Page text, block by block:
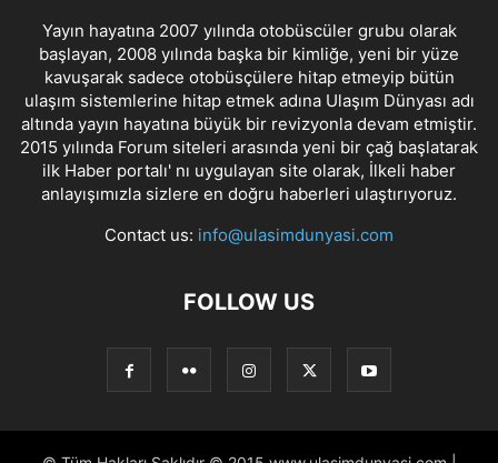
Yayın hayatına 2007 yılında otobüscüler grubu olarak
başlayan, 2008 yılında başka bir kimliğe, yeni bir yüze
kavuşarak sadece otobüsçülere hitap etmeyip bütün
ulaşım sistemlerine hitap etmek adına Ulaşım Dünyası adı
altında yayın hayatına büyük bir revizyonla devam etmiştir.
2015 yılında Forum siteleri arasında yeni bir çağ başlatarak
ilk Haber portalı' nı uygulayan site olarak, İlkeli haber
anlayışımızla sizlere en doğru haberleri ulaştırıyoruz.
Contact us: info@ulasimdunyasi.com
FOLLOW US